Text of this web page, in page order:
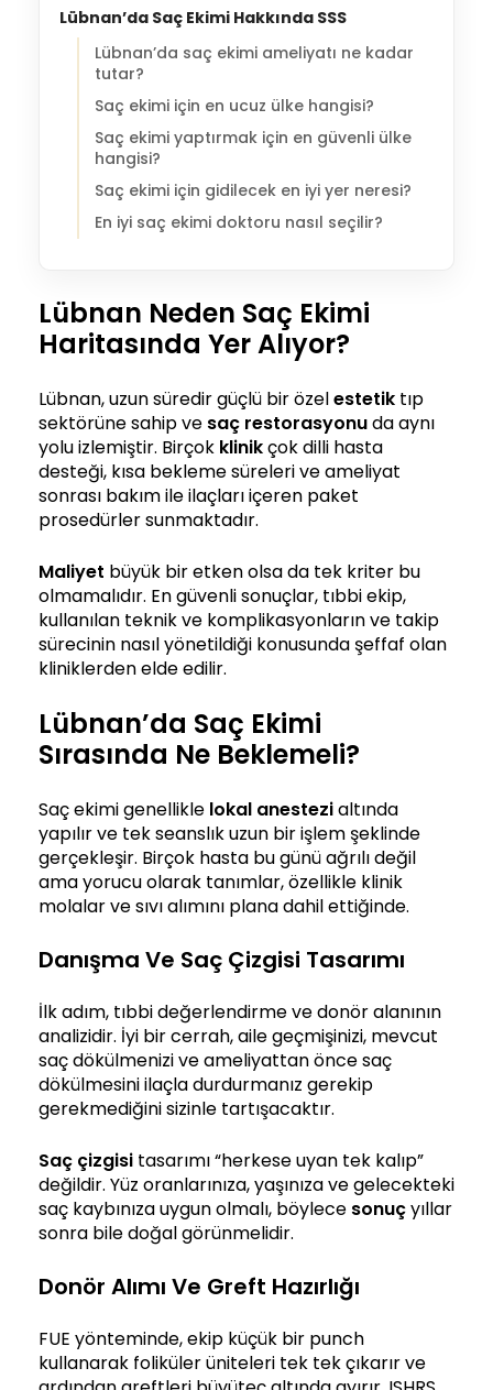
Lübnan’da Saç Ekimi Hakkında SSS
Lübnan’da saç ekimi ameliyatı ne kadar
tutar?
Saç ekimi için en ucuz ülke hangisi?
Saç ekimi yaptırmak için en güvenli ülke
hangisi?
Saç ekimi için gidilecek en iyi yer neresi?
En iyi saç ekimi doktoru nasıl seçilir?
Lübnan Neden Saç Ekimi
Haritasında Yer Alıyor?
Lübnan, uzun süredir güçlü bir özelestetik tıp
sektörüne sahip ve saç restorasyonuda aynı
yolu izlemiştir. Birçok klinikçok dilli hasta
desteği, kısa bekleme süreleri ve ameliyat
sonrası bakım ile ilaçları içeren paket
prosedürler sunmaktadır.
Maliyet büyük bir etken olsa da tek kriter bu
olmamalıdır. En güvenli sonuçlar, tıbbi ekip,
kullanılan teknik ve komplikasyonların ve takip
sürecinin nasıl yönetildiği konusunda şeffaf olan
kliniklerden elde edilir.
Lübnan’da Saç Ekimi
Sırasında Ne Beklemeli?
Saç ekimi genellikle lokal anestezialtında
yapılır ve tek seanslık uzun bir işlem şeklinde
gerçekleşir. Birçok hasta bu günü ağrılı değil
ama yorucu olarak tanımlar, özellikle klinik
molalar ve sıvı alımını plana dahil ettiğinde.
Danışma Ve Saç Çizgisi Tasarımı
İlk adım, tıbbi değerlendirme ve donör alanının
analizidir. İyi bir cerrah, aile geçmişinizi, mevcut
saç dökülmenizi ve ameliyattan önce saç
dökülmesini ilaçla durdurmanız gerekip
gerekmediğini sizinle tartışacaktır.
Saç çizgisi tasarımı “herkese uyan tek kalıp”
değildir. Yüz oranlarınıza, yaşınıza ve gelecekteki
saç kaybınıza uygun olmalı, böylece sonuçyıllar
sonra bile doğal görünmelidir.
Donör Alımı Ve Greft Hazırlığı
FUE yönteminde, ekip küçük bir punch
kullanarak foliküler üniteleri tek tek çıkarır ve